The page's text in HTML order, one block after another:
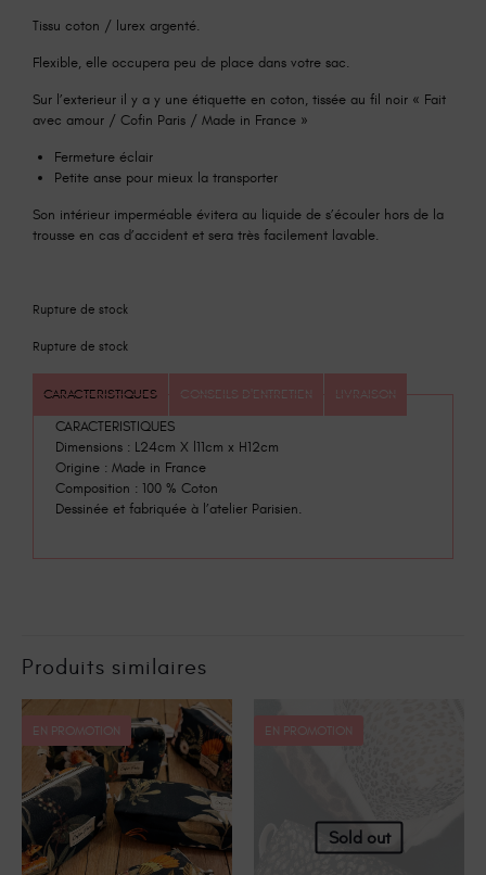
Tissu coton / lurex argenté.
Flexible, elle occupera peu de place dans votre sac.
Sur l’exterieur il y a y une étiquette en coton, tissée au fil noir « Fait
avec amour / Cofin Paris / Made in France »
Fermeture éclair
Petite anse pour mieux la transporter
Son intérieur imperméable évitera au liquide de s’écouler hors de la
trousse en cas d’accident et sera très facilement lavable.
Rupture de stock
Rupture de stock
CARACTERISTIQUES CONSEILS D'ENTRETIEN LIVRAISON
CARACTERISTIQUES
Dimensions : L24cm X l11cm x H12cm
Origine : Made in France
Composition : 100 % Coton
Dessinée et fabriquée à l’atelier Parisien.
Produits similaires
EN PROMOTION EN PROMOTION
Sold out